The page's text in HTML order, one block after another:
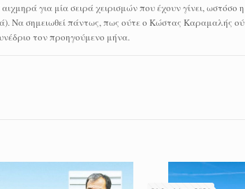
για μία σειρά χειρισμών που έχουν γίνει, ωστόσο η
Να σημειωθεί πάντως, πως ούτε ο Κώστας Καραμαλής
τον προηγούμενο μήνα.